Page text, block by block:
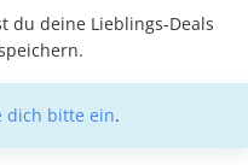
du deine Lieblings-Deals
dich bitte ein.